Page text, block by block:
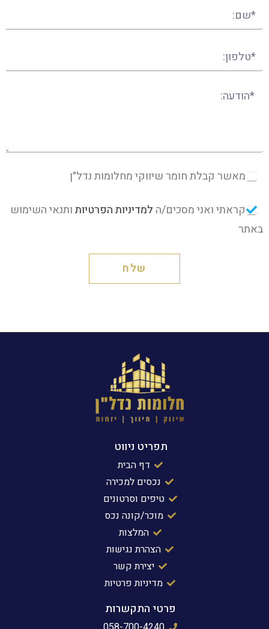
מאשר קבלת חומר שיווקי מחלומות נדל״ן
קראתי ואני מסכים/ה למדיניות הפרטיותותנאי השימוש
באתר
שלח
תפריט ניווט
דף הבית
נכסים למכירה
טיפים וסרטונים
מוכר/קונה נכס
המלצות
הצהרת נגישות
יצירת קשר
מדיניות פרטיות
פרטי התקשרות